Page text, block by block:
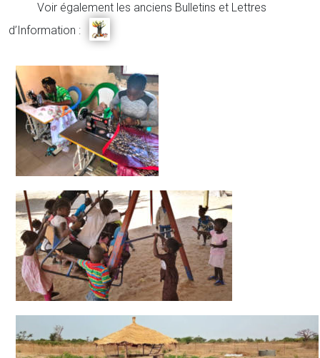
Voir également les anciens Bulletins et Lettres
d’Information :